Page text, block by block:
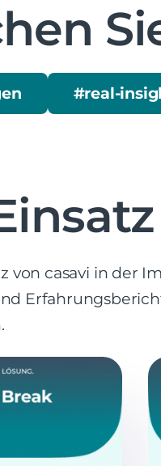
#real-
von casavi in der